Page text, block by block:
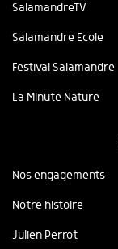
SalamandreTV
Salamandre Ecole
Festival Salamandre
La Minute Nature
Nos engagements
Notre histoire
Julien Perrot